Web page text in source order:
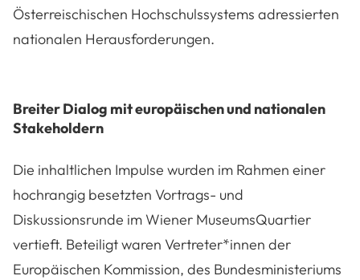
Österreischischen Hochschulssystems adressierten
nationalen Herausforderungen.
Breiter Dialog mit europäischen und nationalen
Stakeholdern
Die inhaltlichen Impulse wurden im Rahmen einer
hochrangig besetzten Vortrags- und
Diskussionsrunde im Wiener MuseumsQuartier
vertieft. Beteiligt waren Vertreter*innen der
Europäischen Kommission, des Bundesministeriums